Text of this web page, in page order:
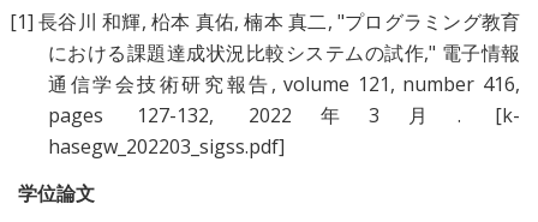
[1] 長谷川 和輝, 柗本 真佑,楠本 真二, "プログラミング教育
における課題達成状況比較システムの試作," 電子情報
通信学会技術研究報告, volume 121, number 416,
pages 127-132, 2022年3月. [k-
hasegw_202203_sigss.pdf]
学位論文